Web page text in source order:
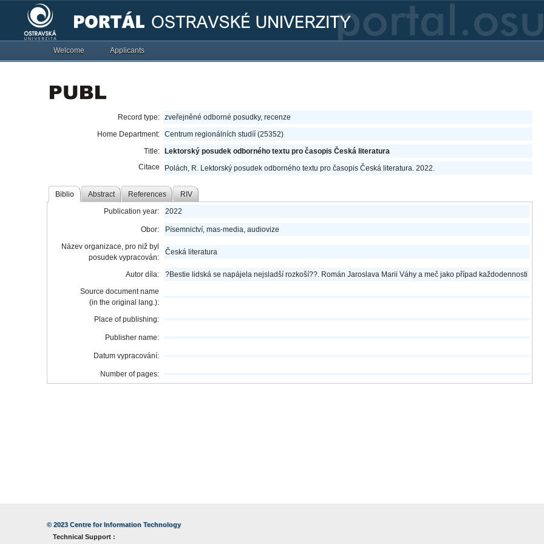
Welcome Applicants
Record type: zveřejněné odborné posudky, recenze
Home Department: Centrum regionálních studíí (25352)
Title:
Lektorský posudek odborného textu pro časopis Česká literatura
Citace
Polách, R. Lektorský posudek odborného textu pro časopis Česká literatura. 2022.
Biblio Abstract References RIV
Publication year: 2022
Obor:
Písemnictví, mas-media, audiovize
Název organizace, pro niž byl
posudek vypracován:
Česká literatura
Autor díla:
?Bestie lidská se napájela nejsladší rozkoší??. Román Jaroslava Marii Váhy a meč jako případ každodennosti
Source document name
(in the original lang.):
Place of publishing:
Publisher name:
Datum vypracování:
Number of pages:
© 2023Centre for Information Technology
Technical Support :